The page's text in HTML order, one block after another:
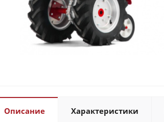
Описание Характеристики